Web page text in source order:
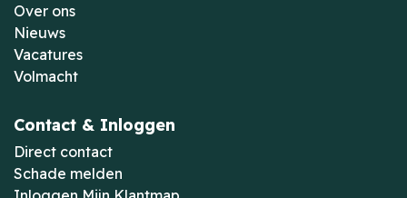
Over ons
Nieuws
Vacatures
Volmacht
Contact & Inloggen
Direct contact
Schade melden